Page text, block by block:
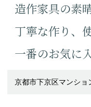
造作家具の素
丁寧な作り、
一番のお気に
京都市下京区マンシ